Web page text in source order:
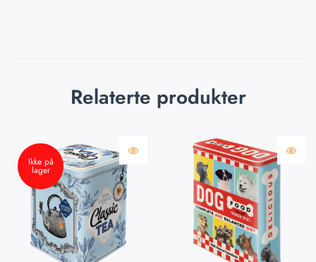
Relaterte produkter
Ikke på
lager